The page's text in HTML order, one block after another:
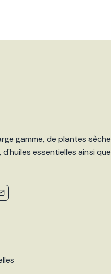
gamme, de plantes
essentielles ainsi